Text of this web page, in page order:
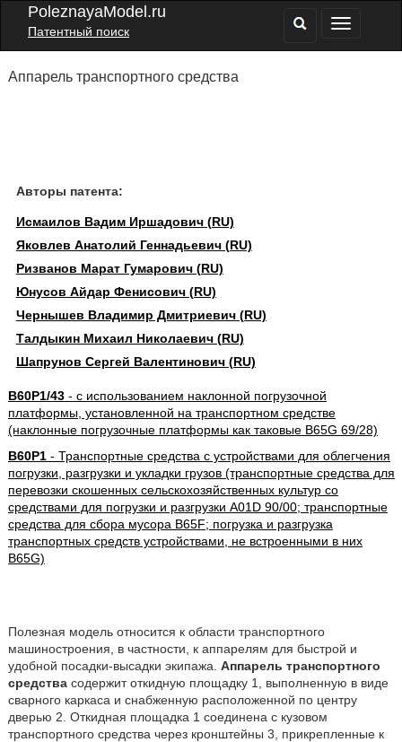
PoleznayaModel.ru
Патентный поиск
Аппарель транспортного средства
Авторы патента:
Исмаилов Вадим Иршадович (RU)
Яковлев Анатолий Геннадьевич (RU)
Ризванов Марат Гумарович (RU)
Юнусов Айдар Фенисович (RU)
Чернышев Владимир Дмитриевич (RU)
Талдыкин Михаил Николаевич (RU)
Шапрунов Сергей Валентинович (RU)
B60P1/43- с использованием наклонной погрузочной
платформы, установленной на транспортном средстве
(наклонные погрузочные платформы как таковые B65G 69/28)
B60P1- Транспортные средства с устройствами для облегчения
погрузки, разгрузки и укладки грузов (транспортные средства для
перевозки скошенных сельскохозяйственных культур со
средствами для погрузки и разгрузки A01D 90/00; транспортные
средства для сбора мусора B65F; погрузка и разгрузка
транспортных средств устройствами, не встроенными в них
B65G)
Полезная модель относится к области транспортного
машиностроения, в частности, к аппарелям для быстрой и
удобной посадки-высадки экипажа. Аппарель транспортного
средствасодержит откидную площадку 1, выполненную в виде
сварного каркаса и снабженную расположенной по центру
дверью 2. Откидная площадка 1 соединена с кузовом
транспортного средства через кронштейны 3, прикрепленные к